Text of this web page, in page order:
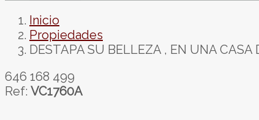
Inicio
Propiedades
DESTAPA SU BELLEZA , EN UNA
646 168 499
Ref: VC1760A